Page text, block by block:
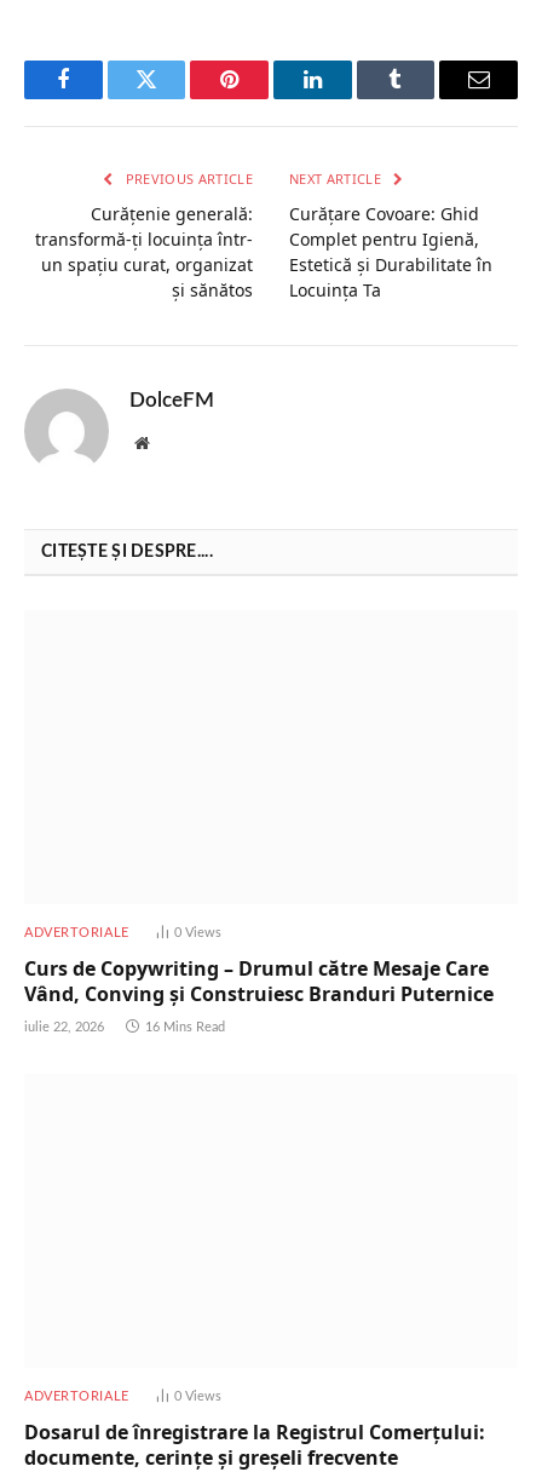
FacebookTwitter Pinterest LinkedInTumblr Email
PREVIOUS ARTICLE
Curățenie generală:
transformă-ți locuința într-
un spațiu curat, organizat
și sănătos
NEXT ARTICLE
Curățare Covoare: Ghid
Complet pentru Igienă,
Estetică și Durabilitate în
Locuința Ta
DolceFM
Website
CITEȘTE ȘI DESPRE....
ADVERTORIALE 0 Views
Curs de Copywriting – Drumul către Mesaje Care
Vând, Conving și Construiesc Branduri Puternice
iulie 22, 2026 16 Mins Read
ADVERTORIALE 0 Views
Dosarul de înregistrare la Registrul Comerțului:
documente, cerințe și greșeli frecvente